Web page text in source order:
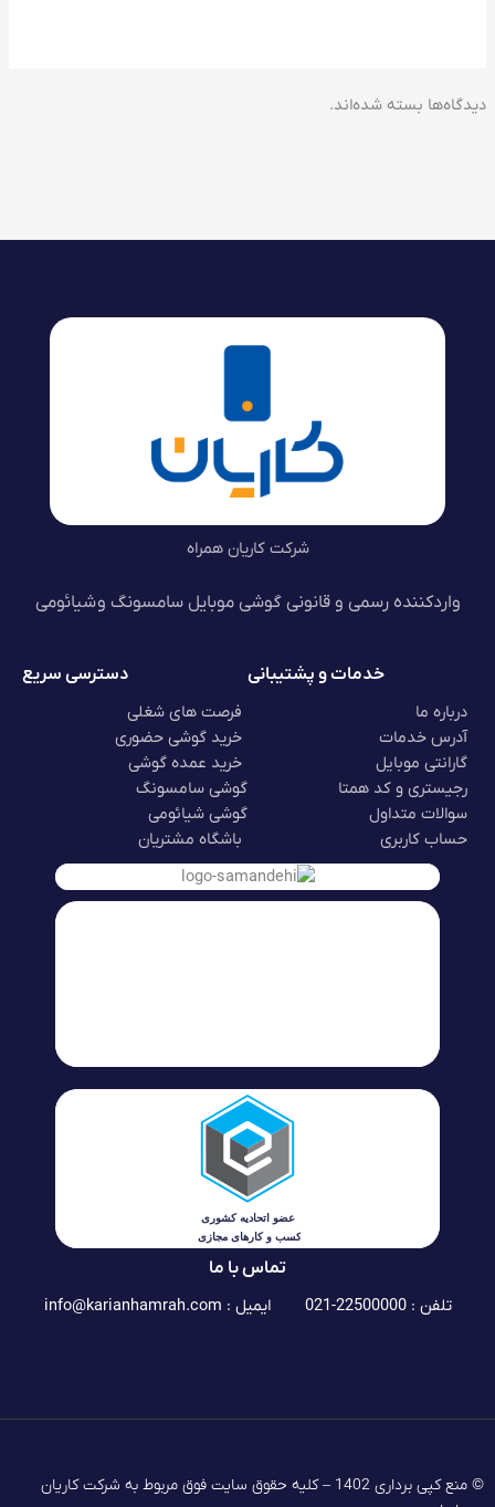
دیدگاه‌ها بسته شده‌اند.
شرکت کاریان همراه
واردکننده رسمی و قانونی گوشی موبایل سامسونگ و شیائومی
خدمات و پشتیبانی
درباره ما
آدرس خدمات
گارانتی موبایل
رجیستری و کد همتا
سوالات متداول
حساب کاربری
دسترسی سریع
فرصت های شغلی
خرید گوشی حضوری
خرید عمده گوشی
گوشی سامسونگ
گوشی شیائومی
باشگاه مشتریان
تماس با ما
تلفن : 22500000-021 ایمیل : info@karianhamrah.com
© منع کپی برداری 1402 – کلیه حقوق سایت فوق مربوط به شرکت کاریان